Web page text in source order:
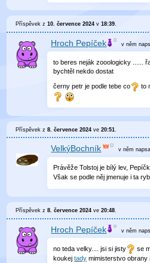
Příspěvek z10. července 2024 v18:39.
Hroch Pepíček v něm
to beres neják zooologicky ......
bychtěl nekdo dostat
černy petr je podle tebe co to
Příspěvek z8. července 2024 ve20:51
VelkýBochník v něm
Právěže Tolstoj je bílý lev,
Však se podle něj jmenuje i ta
Příspěvek z8. července 2024 ve20:48.
Hroch Pepíček v něm
no teda velky.... jsi si jisty
se
koukejtady mimisterstvo obrany